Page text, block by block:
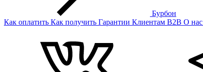
Бурбон
Как оплатить Как получить Гарантии Клиентам B2B О нас